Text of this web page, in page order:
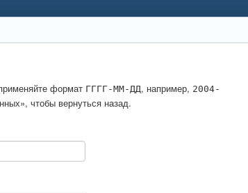
формат ГГГГ-ММ-ДД, например, 2004-
чтобы вернуться назад.